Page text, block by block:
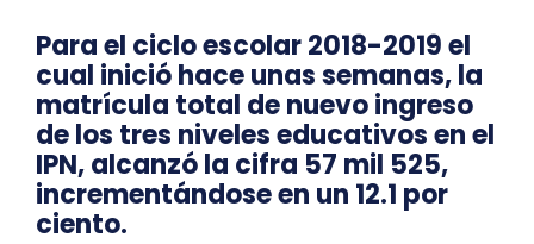
Para el ciclo escolar 2018-2019 el
cual inició hace unas semanas, la
matrícula total de nuevo ingreso
de los tres niveles educativos en el
IPN, alcanzó la cifra 57 mil 525,
incrementándose en un 12.1 por
ciento.